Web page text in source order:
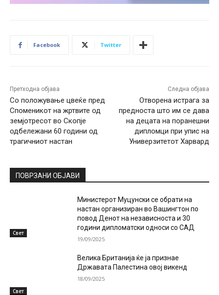
Facebook Twitter
Претходна објава
Со положување цвеќе пред
Споменикот на жртвите од
земјотресот во Скопје
одбележани 60 години од
трагичниот настан
Следна објава
Отворена истрага за
предноста што им се дава
на децата на поранешни
дипломци при упис на
Универзитетот Харвард
ПОВРЗАНИ ОБЈАВИ
Свет
Министерот Муцунски се обрати на
настан организиран во Вашингтон по
повод Денот на независноста и 30
години дипломатски односи со САД
19/09/2025
Свет
Велика Британија ќе ја признае
Државата Палестина овој викенд
18/09/2025